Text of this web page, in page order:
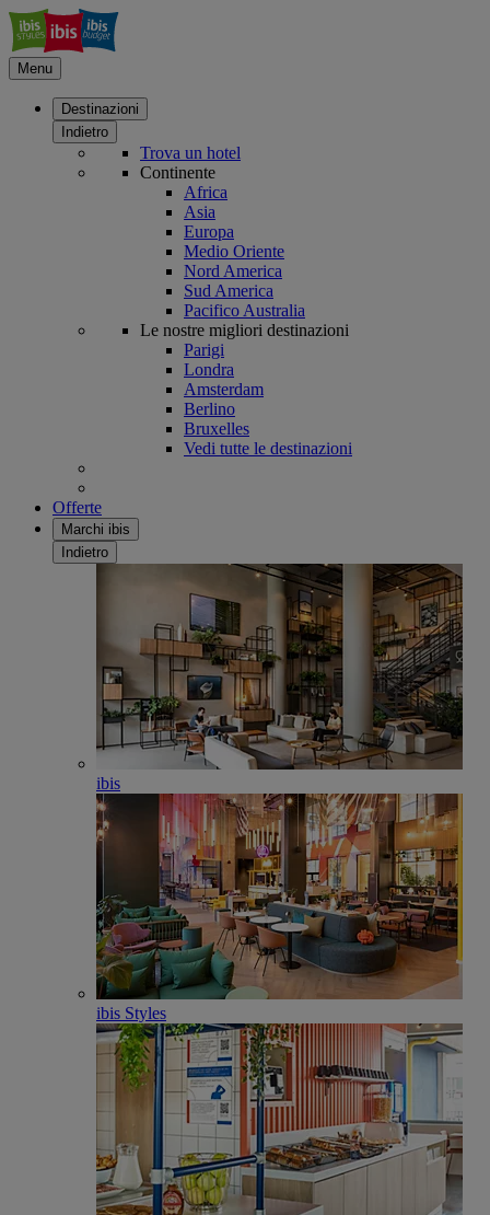
Menu
Destinazioni
Indietro
Trova un hotel
Continente
Africa
Asia
Europa
Medio Oriente
Nord America
Sud America
Pacifico Australia
Le nostre migliori destinazioni
Parigi
Londra
Amsterdam
Berlino
Bruxelles
Vedi tutte le destinazioni
Offerte
Marchi ibis
Indietro
ibis
ibis Styles